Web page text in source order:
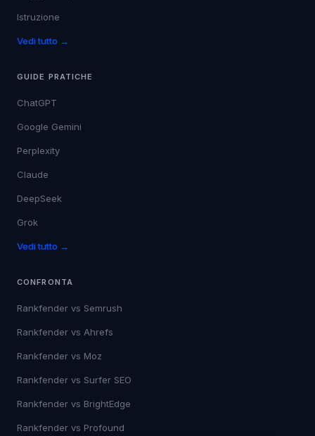
Istruzione
Vedi tutto →
GUIDE PRATICHE
ChatGPT
Google Gemini
Perplexity
Claude
DeepSeek
Grok
Vedi tutto →
CONFRONTA
Rankfender vs Semrush
Rankfender vs Ahrefs
Rankfender vs Moz
Rankfender vs Surfer SEO
Rankfender vs BrightEdge
Rankfender vs Profound